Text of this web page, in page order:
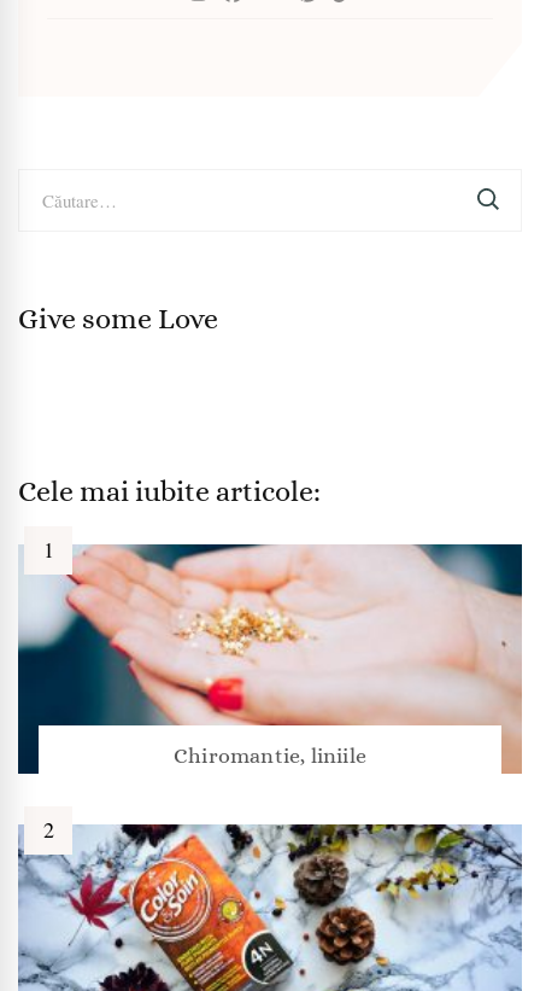
după:
Give some Love
Cele mai iubite articole:
Chiromantie, liniile